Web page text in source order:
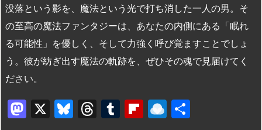
没落という影を、魔法という光で打ち消した一人の男。そ
の至高の魔法ファンタジーは、あなたの内側にある「眠れ
る可能性」を優しく、そして力強く呼び覚ますことでしょ
う。彼が紡ぎ出す魔法の軌跡を、ぜひその魂で見届けてく
ださい。
M X
Bl T
T
Fl R